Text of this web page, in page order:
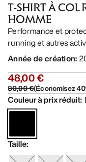
T-SHIRT À
HOMME
Performance et
running et autres
Année de création:
48,00 €
80,00 €(Économisez40
Couleur à prix réduit:
Taille: